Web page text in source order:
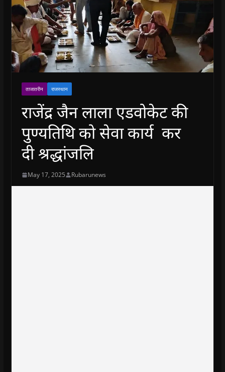
ताजातरीन राजस्थान
राजेंद्र जैन लाला एडवोकेट की
पुण्यतिथि को सेवा कार्य कर
दी श्रद्धांजलि
May 17, 2025 Rubarunews